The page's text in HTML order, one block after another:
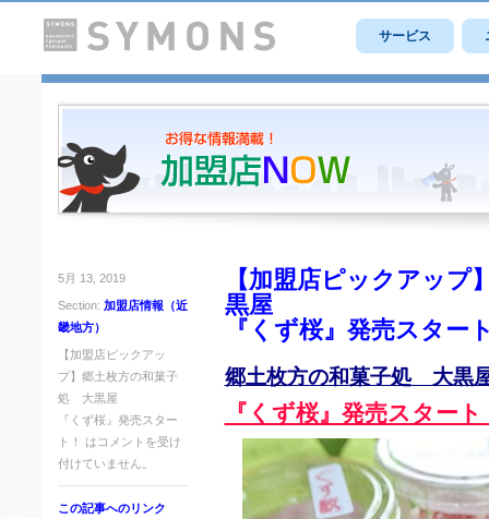
サービス
5月 13, 2019
Section: 加盟店情報（近
畿地方）
【加盟店ピックアッ
プ】郷土枚方の和菓子
処 大黒屋
『くず桜』発売スター
ト！ は コメントを受け
付けていません。
この記事へのリンク
【加盟店ピックアッ
黒屋
『くず桜』発売スター
郷土枚方の和菓子処 大黒
『くず桜』発売スタート